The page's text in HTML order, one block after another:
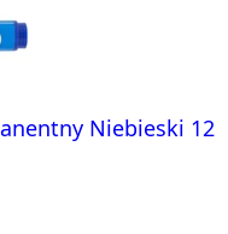
Niebieski 12